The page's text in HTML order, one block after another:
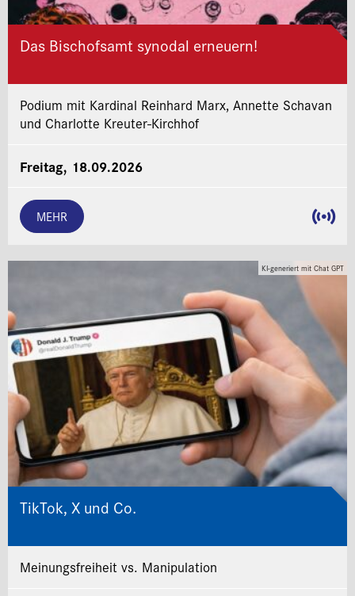
Das Bischofsamt synodal erneuern!
Podium mit Kardinal Reinhard Marx, Annette Schavan
und Charlotte Kreuter-Kirchhof
Freitag, 18.09.2026
MEHR
KI-generiert mit Chat GPT
TikTok, X und Co.
Meinungsfreiheit vs. Manipulation